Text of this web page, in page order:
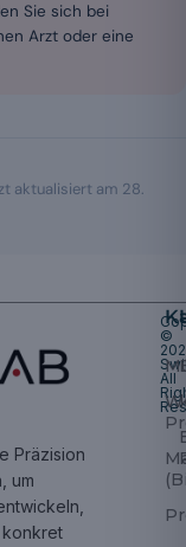
Sie sich bei
Arzt oder eine
aktualisiert am 28.
Präzision
um
konkret
©
All